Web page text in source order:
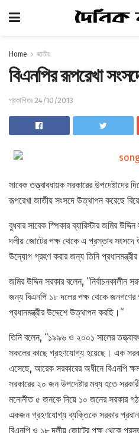
Home জাতীয়
বিএনপির রূপরেখা
প্রকাশিতঃ 24/10/2013
সাবেক তত্ত্বাবধায়ক সরকারের উপদেষ্টাদের
রূপরেখা জাতীয় সংসদে উত্থাপন করেছে
বুধবার সাবেক স্পিকার ব্যারিস্টার জমির
দলীয় জোটের পক্ষ থেকে এ প্রস্তাব
উদ্যোগ গ্রহণ করার জন্য তিনি
জমির উদ্দিন সরকার বলেন, “নির্বাচনকালীন
জন্য বিএনপি ১৮ দলের পক্ষ থেকে জনগণের
প্রধানমন্ত্রীর উদ্দেশে উত্থাপন করছি।“
তিনি বলেন, “১৯৯৬ ও ২০০১ সালের
সকলের কাছে গ্রহণযোগ্য হয়েছে। এক
এসেছে, আরেক সরকারের অধীনে বিএনপি
সরকারের ২০ জন উপদেষ্টার মধ্য হতে
মনোনীত ৫ জনকে দিয়ে ১০ জনের সরকার
একজন গ্রহণযোগ্য ব্যক্তিকে সরকার প্রধান
বিএনপি ও ১৮ দলীয় জোটের পক্ষ থেকে